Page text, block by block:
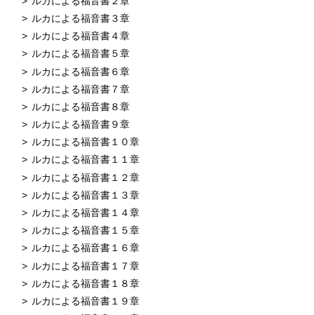
ルカによる福音書３章
ルカによる福音書４章
ルカによる福音書５章
ルカによる福音書６章
ルカによる福音書７章
ルカによる福音書８章
ルカによる福音書９章
ルカによる福音書１０章
ルカによる福音書１１章
ルカによる福音書１２章
ルカによる福音書１３章
ルカによる福音書１４章
ルカによる福音書１５章
ルカによる福音書１６章
ルカによる福音書１７章
ルカによる福音書１８章
ルカによる福音書１９章